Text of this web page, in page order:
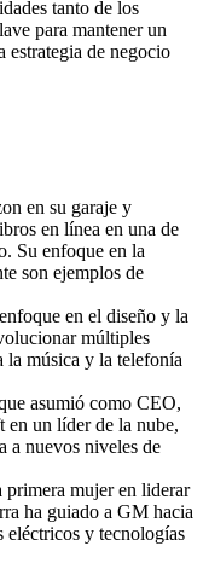
tanto de los
para mantener un
estrategia de negocio
en su garaje y
en línea en una de
Su enfoque en la
son ejemplos de
en el diseño y la
múltiples
la música y la telefonía
asumió como CEO,
en un líder de la nube,
a nuevos niveles de
primera mujer en liderar
ha guiado a GM hacia
eléctricos y tecnologías